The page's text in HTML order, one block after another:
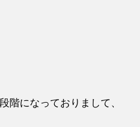
階になっておりまして、